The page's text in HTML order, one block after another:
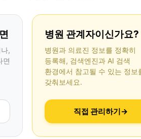
,
면
병원 관계자이신가요?
병원과 의료진 정보를 정확히
등록해, 검색엔진과 AI 검색
환경에서 참고될 수 있는 정보
갖춰보세요.
직접 관리하기→